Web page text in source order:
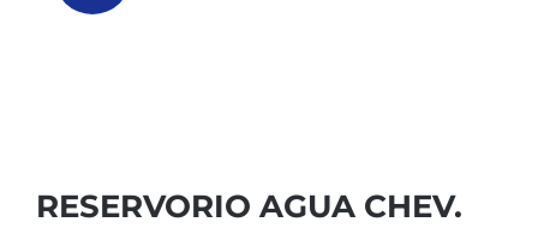
RESERVORIO AGUA CHEV.